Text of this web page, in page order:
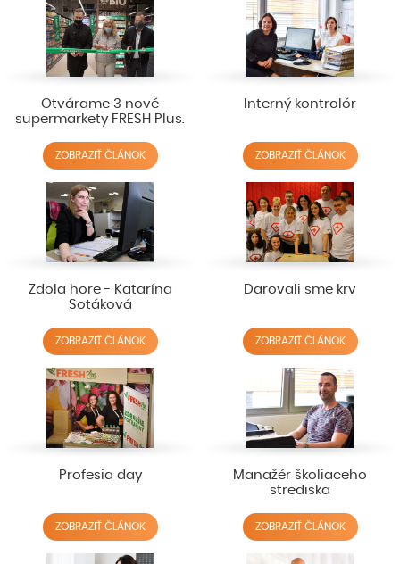
Otvárame 3 nové
supermarkety FRESH Plus.
ZOBRAZIŤ ČLÁNOK
Interný kontrolór
ZOBRAZIŤ ČLÁNOK
Zdola hore - Katarína
Sotáková
ZOBRAZIŤ ČLÁNOK
Darovali sme krv
ZOBRAZIŤ ČLÁNOK
Profesia day
ZOBRAZIŤ ČLÁNOK
Manažér školiaceho
strediska
ZOBRAZIŤ ČLÁNOK